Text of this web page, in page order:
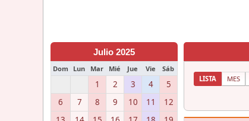
Julio 2025
Dom Lun Mar Mié Jue Vie Sáb
1 2 3 4
5
6
7 8 9 10 11
12
LISTA MES